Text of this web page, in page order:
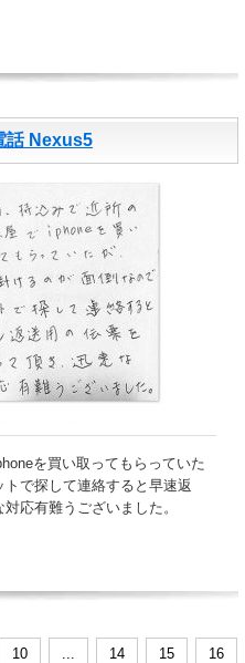
話 Nexus5
を買い取ってもらっていた
で探して連絡すると早速返
応有難うございました。
10 14 15 16